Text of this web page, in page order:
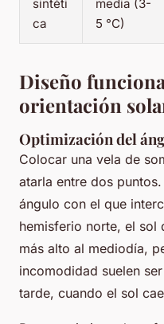
sintéti
ca
media (3-
5 °C)
Diseño
orientación
Optimización del
Colocar una vela de
atarla entre dos
ángulo con el que
hemisferio norte, el sol
más alto al mediodía,
incomodidad suelen
tarde, cuando el sol